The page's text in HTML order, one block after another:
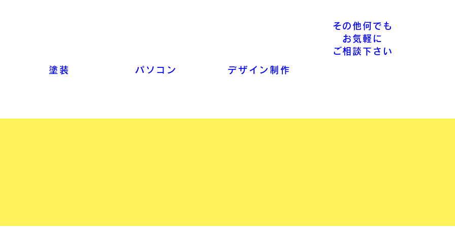
塗装 パソコン デザイン制作
その他何でも
お気軽に
ご相談下さい